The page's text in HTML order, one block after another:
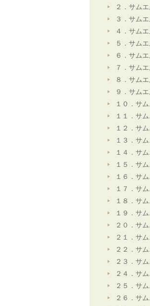
２．サム
３．サム
４．サム
５．サム
６．サム
７．サム
８．サム
９．サム
１０．サ
１１．サ
１２．サ
１３．サ
１４．サ
１５．サ
１６．サ
１７．サ
１８．サ
１９．サ
２０．サ
２１．サ
２２．サ
２３．サ
２４．サ
２５．サ
２６．サ